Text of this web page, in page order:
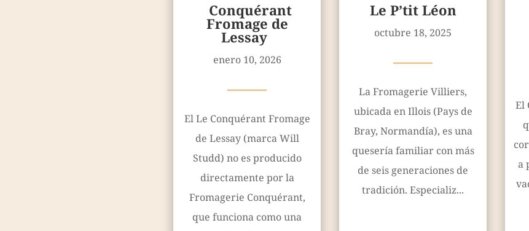
Conquérant
Fromage de
Lessay
enero 10, 2026
————
El Le Conquérant Fromage
de Lessay (marca Will
Studd) no es producido
directamente por la
Fromagerie Conquérant,
que funciona como una
Le P’tit Léon
octubre 18, 2025
————
La Fromagerie Villiers,
ubicada en Illois (Pays de
Bray, Normandía), es una
quesería familiar con más
de seis generaciones de
tradición. Especializ...
El
a